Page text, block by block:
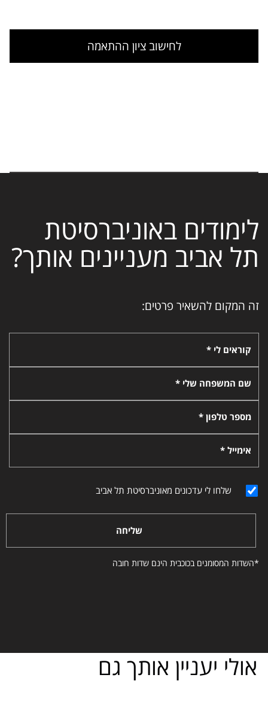
לחישוב ציון ההתאמה
לימודים באוניברסיטת
תל אביב מעניינים אותך?
זה המקום להשאיר פרטים:
קוראים לי *
שם המשפחה שלי *
מספר טלפון *
אימייל *
שלחו לי עדכונים מאוניברסיטת תל אביב
שליחה
*השדות המסומנים בכוכבית הינם שדות חובה
אולי יעניין אותך גם